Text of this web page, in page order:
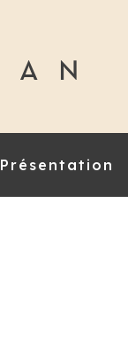
Présentation